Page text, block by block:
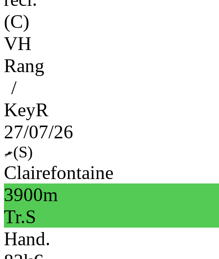
(C)
VH
Rang
/
KeyR
27/07/26
(S)
Clairefontaine
3900m
Tr.S
Hand.